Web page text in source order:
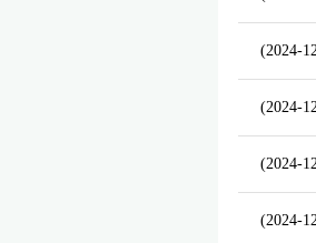
(2024-
(2024-
(2024-
(2024-